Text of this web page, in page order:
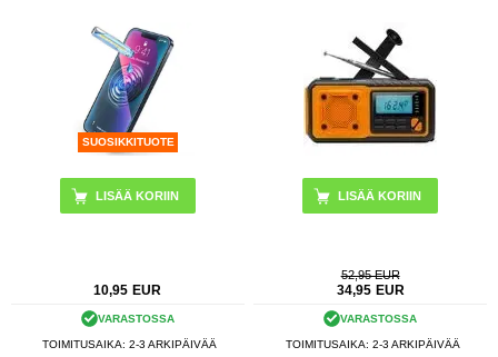
SUOSIKKITUOTE
10,95 EUR
VARASTOSSA
TOIMITUSAIKA: 2-3 ARKIPÄIVÄÄ
52,95 EUR
34,95 EUR
VARASTOSSA
TOIMITUSAIKA: 2-3 ARKIPÄIVÄÄ